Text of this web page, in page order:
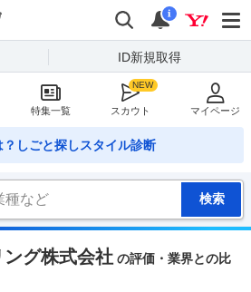
検索
通知
i
ID新規取得
特集一覧 スカウト マイページ
しごと探しスタイル診断
グ株式会社 の評価・業界との比